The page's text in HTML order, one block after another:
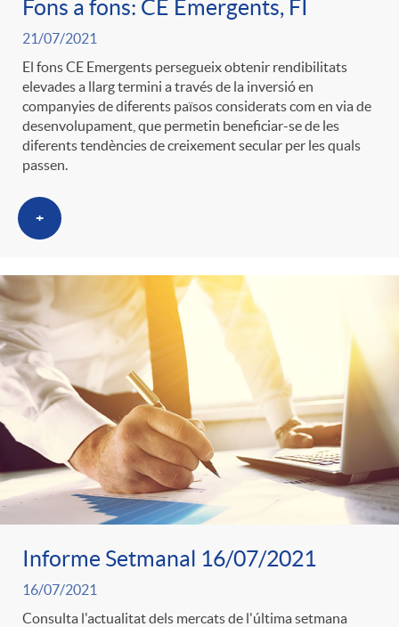
Fons a fons: CE Emergents, FI
21/07/2021
El fons CE Emergents persegueix obtenir rendibilitats
elevades a llarg termini a través de la inversió en
companyies de diferents països considerats com en via de
desenvolupament, que permetin beneficiar-se de les
diferents tendències de creixement secular per les quals
passen.
+
Informe Setmanal 16/07/2021
16/07/2021
Consulta l'actualitat dels mercats de l'última setmana